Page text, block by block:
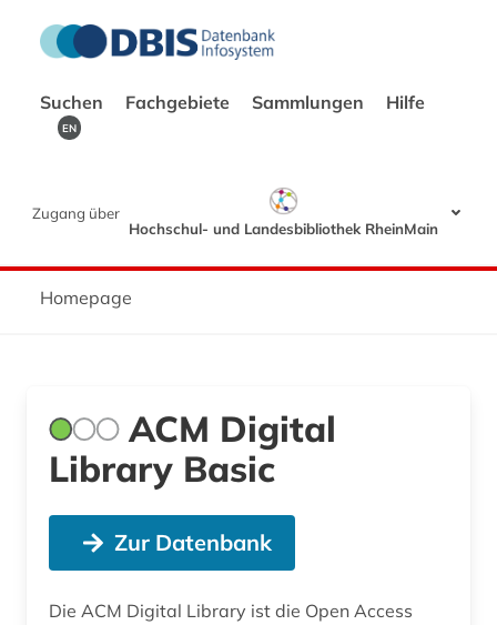
Suchen Fachgebiete Sammlungen Hilfe
EN
Zugang über
Hochschul- und Landesbibliothek RheinMain
Homepage
ACM Digital
Library Basic
Zur Datenbank
Die ACM Digital Library ist die Open Access